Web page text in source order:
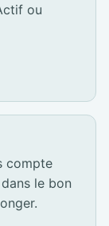
ou
compte
le bon